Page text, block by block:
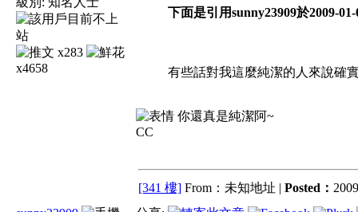
x283
x4658
下面是引用sunny23909於2009-
有些話對我這麼純潔的人來說確
你還真是純潔阿~
CC
[341 樓] From：未知地址 | Posted：